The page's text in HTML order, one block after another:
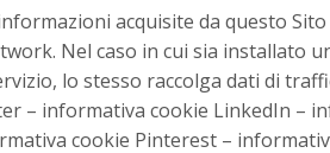
acquisite da questo
Nel caso in cui sia installato
lo stesso raccolga dati di
– informativa cookie LinkedIn –
cookie Pinterest –